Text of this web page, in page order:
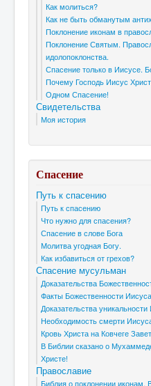
Как молиться?
Как не быть обманутым
Поклонение иконам в
Поклонение Святым.
идолопоклонства.
Спасение только в Иисусе.
Почему Господь Иисус
Одном Спасение!
Свидетельства
Моя история
Спасение
Путь к спасению
Путь к спасению
Что нужно для спасения?
Спасение в слове Бога
Молитва угодная Богу.
Как избавиться от грехов?
Спасение мусульман
Доказательства
Факты Божественности
Доказательства
Необходимость смерти
Кровь Христа на Ковчеге
В Библии сказано о
Христе!
Православие
Библия о поклонении иконам.